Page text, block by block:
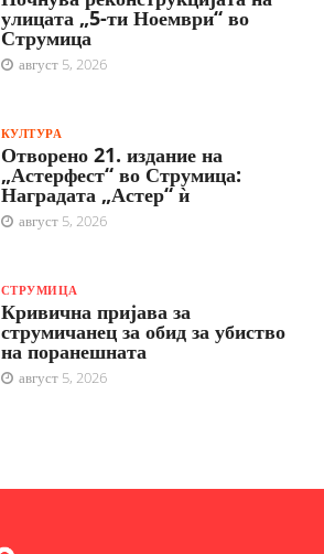
улицата „5-ти Ноември“ во
Струмица
август 5, 2026
КУЛТУРА
Отворено 21. издание на
„Астерфест“ во Струмица:
Наградата „Астер“ ѝ
август 5, 2026
СТРУМИЦА
Кривична пријава за
струмичанец за обид за убиство
на поранешната
август 5, 2026